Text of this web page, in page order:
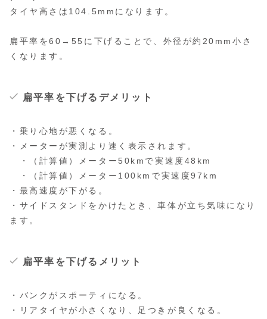
タイヤ高さは104.5mmになります。
扁平率を60→55に下げることで、外径が約20mm小さ
くなります。
扁平率を下げるデメリット
・乗り心地が悪くなる。
・メーターが実測より速く表示されます。
・（計算値）メーター50kmで実速度48km
・（計算値）メーター100kmで実速度97km
・最高速度が下がる。
・サイドスタンドをかけたとき、車体が立ち気味になり
ます。
扁平率を下げるメリット
・バンクがスポーティになる。
・リアタイヤが小さくなり、足つきが良くなる。